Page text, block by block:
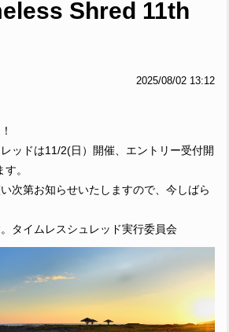
Shred 11th
2025/08/02 13:12
ッドは11/2(日）開催、エントリー受付開
。
次第お知らせいたしますので、今しばら
タイムレスシュレッド実行委員会